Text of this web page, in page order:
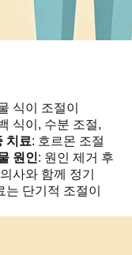
식이 조절이
식이, 수분 조절,
치료: 호르몬 조절
원인: 원인 제거 후
사와 함께 정기
단기적 조절이